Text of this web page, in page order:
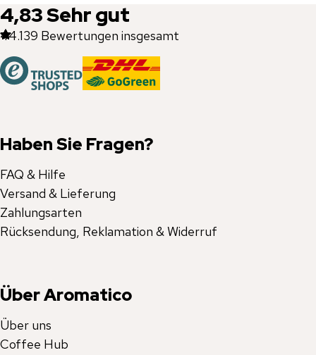
4,83Sehr gut
44.139 Bewertungen insgesamt
Haben Sie Fragen?
FAQ & Hilfe
Versand & Lieferung
Zahlungsarten
Rücksendung, Reklamation & Widerruf
Über Aromatico
Über uns
Coffee Hub